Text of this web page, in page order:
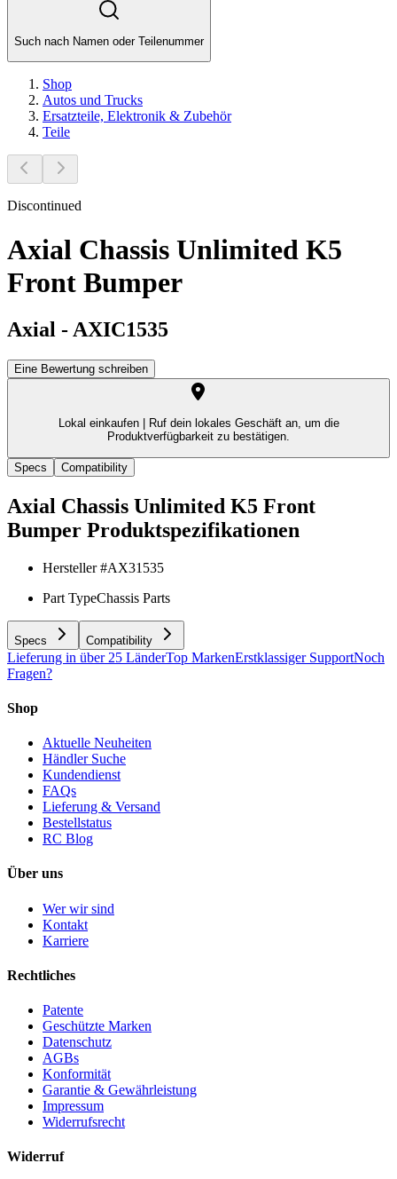
Such nach Namen oder Teilenummer
Shop
Autos und Trucks
Ersatzteile, Elektronik & Zubehör
Teile
Discontinued
Axial Chassis Unlimited K5
Front Bumper
Axial - AXIC1535
Eine Bewertung schreiben
Lokal einkaufen |
Ruf dein lokales Geschäft an, um die
Produktverfügbarkeit zu bestätigen.
Specs Compatibility
Axial Chassis Unlimited K5 Front
Bumper Produktspezifikationen
Hersteller #AX31535
Part TypeChassis Parts
Specs Compatibility
Lieferung in über 25 LänderTop MarkenErstklassiger SupportNoch
Fragen?
Shop
Aktuelle Neuheiten
Händler Suche
Kundendienst
FAQs
Lieferung & Versand
Bestellstatus
RC Blog
Über uns
Wer wir sind
Kontakt
Karriere
Rechtliches
Patente
Geschützte Marken
Datenschutz
AGBs
Konformität
Garantie & Gewährleistung
Impressum
Widerrufsrecht
Widerruf